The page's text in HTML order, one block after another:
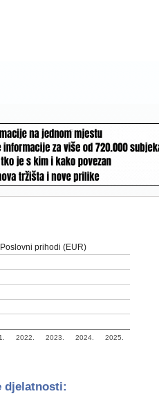
Poslovni prihodi (EUR)
2022. 2023. 2024. 2025.
djelatnosti: